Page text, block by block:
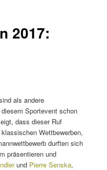
2017:
als andere
Sportevent schon
dass dieser Ruf
Wettbewerben,
durften sich
präsentieren und
und Pierre Senska,